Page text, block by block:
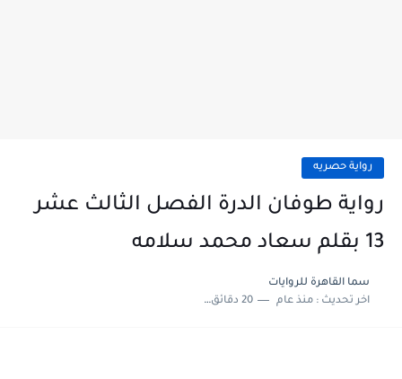
رواية حصريه
رواية طوفان الدرة الفصل الثالث عشر
13 بقلم سعاد محمد سلامه
سما القاهرة للروايات
اخر تحديث :منذ عام 20 دقائق للقراءة